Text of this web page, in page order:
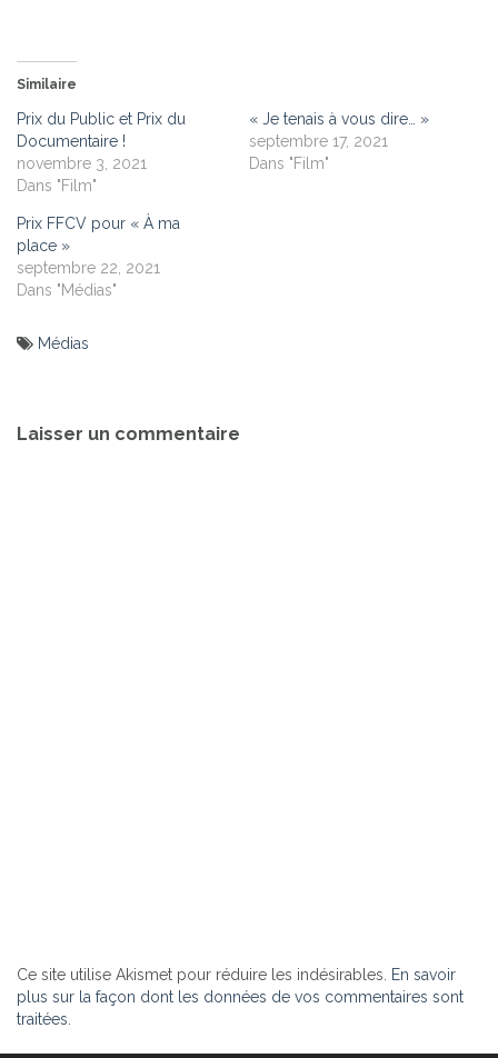
Similaire
Prix du Public et Prix du
Documentaire !
novembre 3, 2021
Dans "Film"
« Je tenais à vous dire… »
septembre 17, 2021
Dans "Film"
Prix FFCV pour « À ma
place »
septembre 22, 2021
Dans "Médias"
Médias
de
Laisser un commentaire
Ce site utilise Akismet pour réduire les indésirables.
En savoir
plus sur la façon dont les données de vos commentaires sont
traitées